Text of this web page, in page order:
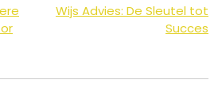
Wijs Advies: De Sleutel tot
Succes